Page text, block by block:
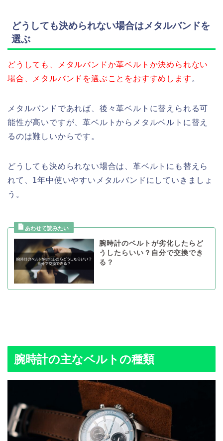
どうしても決められない場合はメタルバンドを
選ぶ
どうしても、メタルバンドか革ベルトか決められない
場合、メタルバンドを選ぶことをおすすめします 。
メタルバンドであれば、後々革ベルトに替えられる可
能性が高いですが、革ベルトからメタルベルトに替え
るのは難しいからです。
どうしても決められない場合は、革ベルトにも替えら
れて、1年中使いやすいメタルバンドにしていきましょ
う。
腕時計のベルトが劣化したらど
うしたらいい？自分で交換でき
る？
腕時計の主なベルトの種類